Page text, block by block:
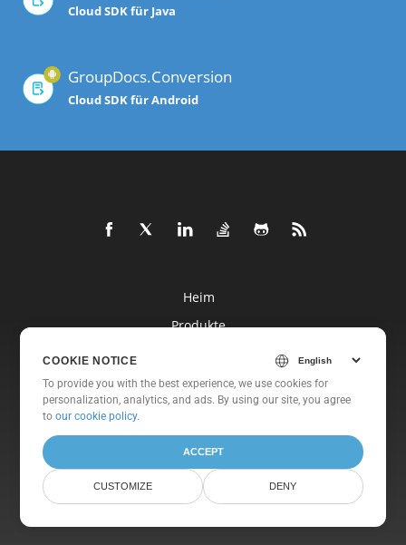
Cloud SDK für Java
GroupDocs.Conversion
Cloud SDK für Android
Heim
Produkte
Neue Veröffentlichungen
Preisgestaltung
Dokumente
Freie Unterstützung
Kostenlose Beratung
Blog
COOKIE NOTICE
To provide you with the best experience, we use cookies for
personalization, analytics, and ads. By using our site, you agree
toour cookie policy.
ACCEPT
CUSTOMIZE DENY